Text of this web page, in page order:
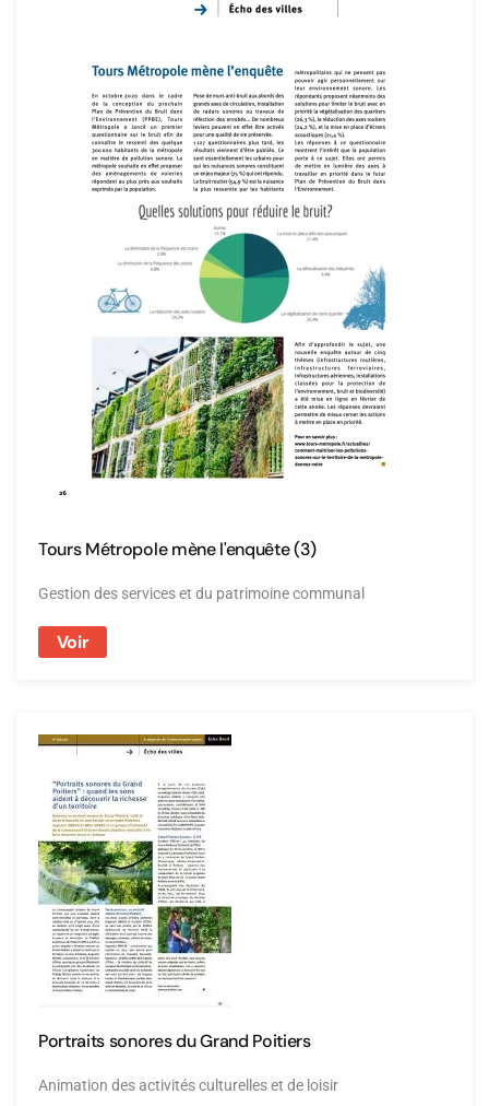
Tours Métropole mène l'enquête (3)
Gestion des services et du patrimoine communal
Voir
Portraits sonores du Grand Poitiers
Animation des activités culturelles et de loisir